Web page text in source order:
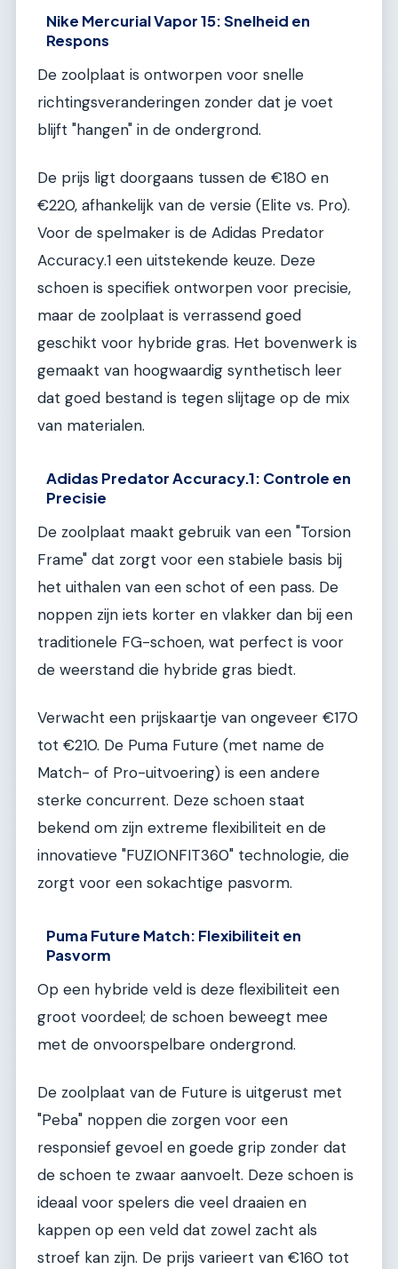
Nike Mercurial Vapor 15: Snelheid en
Respons
De zoolplaat is ontworpen voor snelle
richtingsveranderingen zonder dat je voet
blijft "hangen" in de ondergrond.
De prijs ligt doorgaans tussen de €180 en
€220, afhankelijk van de versie (Elite vs. Pro).
Voor de spelmaker is de Adidas Predator
Accuracy.1 een uitstekende keuze. Deze
schoen is specifiek ontworpen voor precisie,
maar de zoolplaat is verrassend goed
geschikt voor hybride gras. Het bovenwerk is
gemaakt van hoogwaardig synthetisch leer
dat goed bestand is tegen slijtage op de mix
van materialen.
Adidas Predator Accuracy.1: Controle en
Precisie
De zoolplaat maakt gebruik van een "Torsion
Frame" dat zorgt voor een stabiele basis bij
het uithalen van een schot of een pass. De
noppen zijn iets korter en vlakker dan bij een
traditionele FG-schoen, wat perfect is voor
de weerstand die hybride gras biedt.
Verwacht een prijskaartje van ongeveer €170
tot €210. De Puma Future (met name de
Match- of Pro-uitvoering) is een andere
sterke concurrent. Deze schoen staat
bekend om zijn extreme flexibiliteit en de
innovatieve "FUZIONFIT360" technologie, die
zorgt voor een sokachtige pasvorm.
Puma Future Match: Flexibiliteit en
Pasvorm
Op een hybride veld is deze flexibiliteit een
groot voordeel; de schoen beweegt mee
met de onvoorspelbare ondergrond.
De zoolplaat van de Future is uitgerust met
"Peba" noppen die zorgen voor een
responsief gevoel en goede grip zonder dat
de schoen te zwaar aanvoelt. Deze schoen is
ideaal voor spelers die veel draaien en
kappen op een veld dat zowel zacht als
stroef kan zijn. De prijs varieert van €160 tot